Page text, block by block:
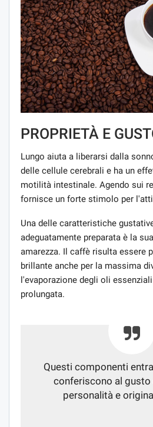
PROPRIETÀ E
Lungo aiuta a liberarsi dalla
delle cellule cerebrali e ha un
motilità intestinale. Agendo sui
fornisce un forte stimolo per
Una delle caratteristiche
adeguatamente preparata è la
amarezza. Il caffè risulta essere
brillante anche per la massima
l'evaporazione degli oli
prolungata.
Questi componenti
conferiscono al gusto
personalità e